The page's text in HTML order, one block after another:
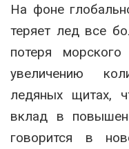
На фоне
теряет лед все
потеря
увеличению
ледяных щитах,
вклад в
говорится в